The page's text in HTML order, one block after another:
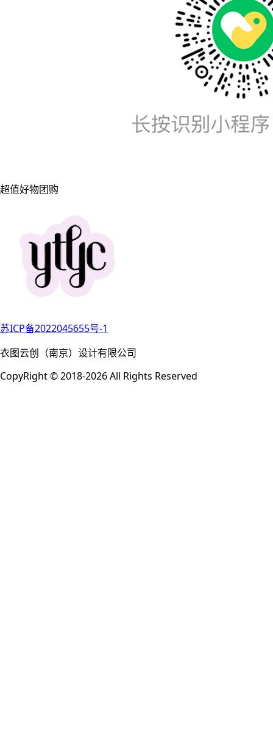
超值好物团购
苏ICP备2022045655号-1
衣图云创（南京）设计有限公司
CopyRight © 2018-2026 All Rights Reserved